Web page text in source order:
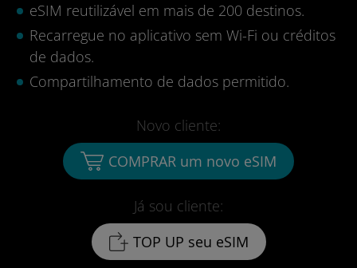
eSIM reutilizável em mais de 200 destinos.
Recarregue no aplicativo sem Wi-Fi ou créditos
de dados.
Compartilhamento de dados permitido.
Já sou cliente:
TOP UP seu eSIM
Novo cliente:
COMPRAR um novo eSIM